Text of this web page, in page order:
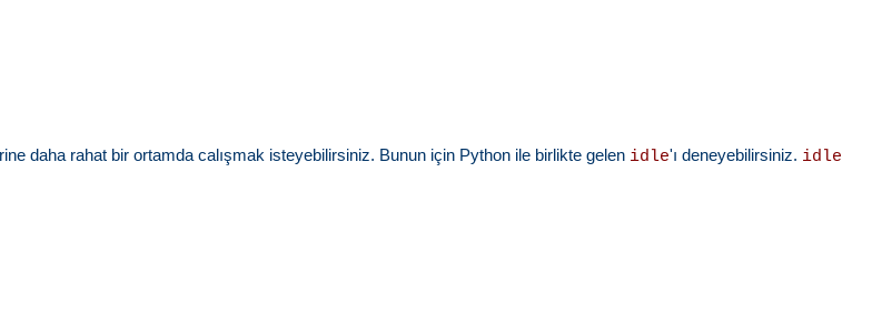
daha rahat bir ortamda calışmak isteyebilirsiniz. Bunun için Python ile birlikte gelen idle'ı deneyebilirsiniz. idle